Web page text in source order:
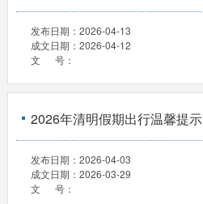
发布日期： 2026-04-13
成文日期： 2026-04-12
文 号：
2026年清明假期出行温馨提示
发布日期： 2026-04-03
成文日期： 2026-03-29
文 号：